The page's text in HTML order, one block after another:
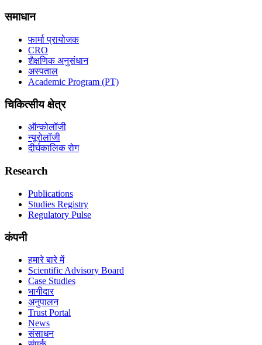
समाधान
फार्मा प्रायोजक
CRO
शैक्षणिक अनुसंधान
अस्पताल
Academic Program (PT)
चिकित्सीय क्षेत्र
ऑन्कोलॉजी
न्यूरोलॉजी
दीर्घकालिक रोग
Research
Publications
Studies Registry
Regulatory Pulse
कंपनी
हमारे बारे में
Scientific Advisory Board
Case Studies
भागीदार
अनुपालन
Trust Portal
News
संसाधन